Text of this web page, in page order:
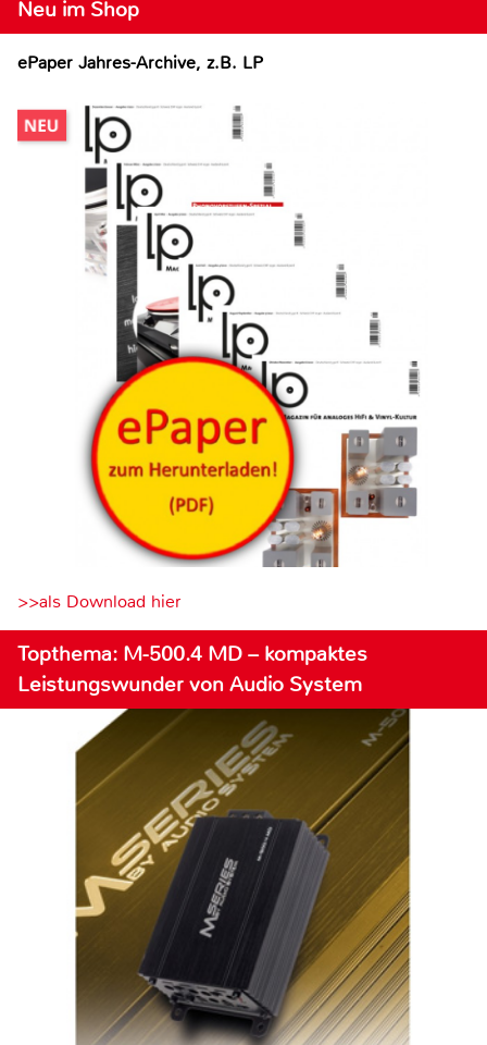
Neu im Shop
ePaper Jahres-Archive, z.B. LP
>>als Download hier
Topthema: M-500.4 MD – kompaktes
Leistungswunder von Audio System